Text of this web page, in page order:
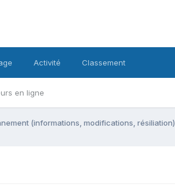
en ligne
Activité Classement
(informations, modifications, résiliation)